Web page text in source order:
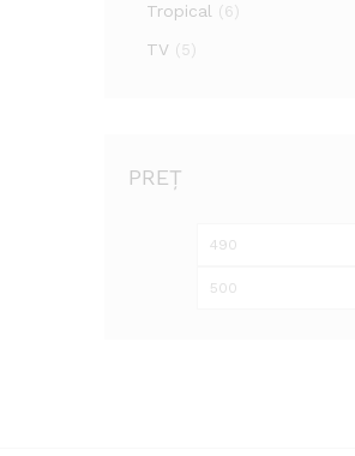
Tropical (6)
TV (5)
PREȚ
Preț